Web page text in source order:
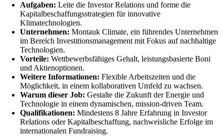
Aufgaben: Leite die Investor Relations und forme die
Kapitalbeschaffungsstrategien für innovative
Klimatechnologien.
Unternehmen: Montauk Climate, ein führendes Unternehmen
im Bereich Investitionsmanagement mit Fokus auf nachhaltige
Technologien.
Vorteile: Wettbewerbsfähiges Gehalt, leistungsbasierte Boni
und Aktienoptionen.
Weitere Informationen: Flexible Arbeitszeiten und die
Möglichkeit, in einem kollaborativen Umfeld zu wachsen.
Warum dieser Job: Gestalte die Zukunft der Energie und
Technologie in einem dynamischen, mission-driven Team.
Qualifikationen: Mindestens 8 Jahre Erfahrung in Investor
Relations oder Kapitalbeschaffung, nachweisliche Erfolge im
internationalen Fundraising.